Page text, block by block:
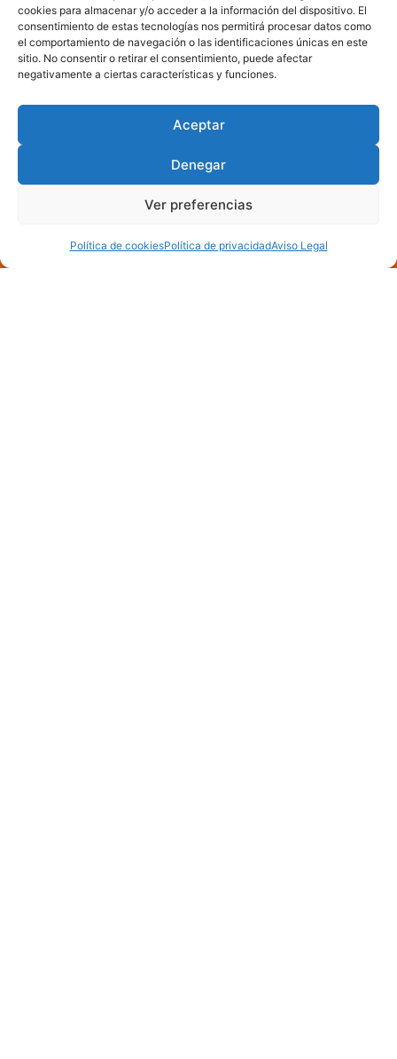
cookies para almacenar y/o acceder a la información del dispositivo. El
consentimiento de estas tecnologías nos permitirá procesar datos como
el comportamiento de navegación o las identificaciones únicas en este
sitio. No consentir o retirar el consentimiento, puede afectar
negativamente a ciertas características y funciones.
Aceptar
Denegar
Ver preferencias
Política de cookiesPolítica de privacidadAviso Legal